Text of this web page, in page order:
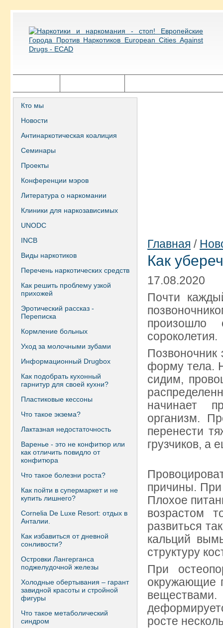
Кто мы
Новости
Антинаркотическая коалиция
Семинары
Проекты
Конференции мэров
Литература о наркомании
Клиники для наркозависимых
UNODC
INCB
Виды наркотиков
Перечень наркотических средств
Как решить проблему узкой
прихожей
Эротический рассказ -
Переписка
Кормление больных
Уход за молочными зубами
Информационный Drugbox
Как подобрать кухонный
гарнитур для своей кухни?
Пластиковые кессоны
Что такое экзема?
Лактазная недостаточность
Варенье - это не конфитюр или
как отличить повидло от
конфитюра
Что такое болезни роста?
Как пойти в супермаркет и не
купить лишнего?
Сornelia De Luxe Resort: отдых в
Анталии.
Как избавиться от дневной
сонливости?
Островки Лангерганса
поджелудочной железы
Холодные обертывания – гарант
завидной красоты и стройной
фигуры
Что такое метаболический
синдром
Главная /
Как
17.08.2020
Почти
произошло
сороколетия.
Позвоночник
форму тела.
сидим,
начинает
организм.
перенести
грузчиков,
причины.
Плохое
возрастом
развиться
кальций
структуру
При
окружающие
росте